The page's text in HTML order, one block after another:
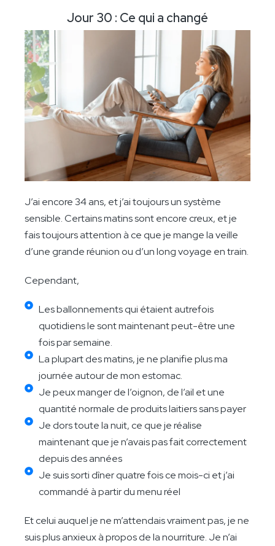
Jour 30 : Ce qui a changé
J’ai encore 34 ans, et j’ai toujours un système
sensible. Certains matins sont encore creux, et je
fais toujours attention à ce que je mange la veille
d’une grande réunion ou d’un long voyage en train.
Cependant,
Les ballonnements qui étaient autrefois
quotidiens le sont maintenant peut-être une
fois par semaine.
La plupart des matins, je ne planifie plus ma
journée autour de mon estomac.
Je peux manger de l’oignon, de l’ail et une
quantité normale de produits laitiers sans payer
Je dors toute la nuit, ce que je réalise
maintenant que je n’avais pas fait correctement
depuis des années
Je suis sorti dîner quatre fois ce mois-ci et j’ai
commandé à partir du menu réel
Et celui auquel je ne m’attendais vraiment pas, je ne
suis plus anxieux à propos de la nourriture. Je n’ai